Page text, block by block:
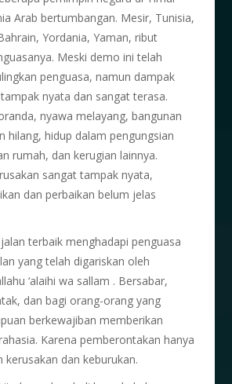
Arab bertumbangan. Mesir, Tunisia,
Yordania, Yaman, ribut
Meski demo ini telah
penguasa, namun dampak
nyata dan sangat terasa.
nyawa melayang, bangunan
hilang, hidup dalam pengungsian
rumah, dan kerugian lainnya.
sangat tampak nyata,
dan perbaikan belum jelas
terbaik menghadapi penguasa
yang telah digariskan oleh
‘alaihi wa sallam . Bersabar,
dan bagi orang-orang yang
berkewajiban memberikan
Karena pemberontakan hanya
kerusakan dan keburukan.